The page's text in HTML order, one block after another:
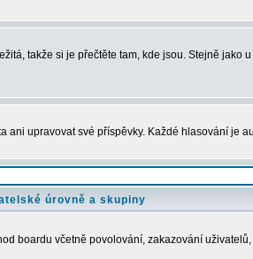
takže si je přečtěte tam, kde jsou. Stejně
upravovat své příspěvky. Každé hlasování je
úrovně a skupiny
boardu včetně povolování, zakazování